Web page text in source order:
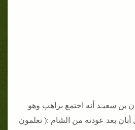
بن سعيـد أنه اجتمع براهب وهو
أبان بعد عودته من الشام :( تعلمون